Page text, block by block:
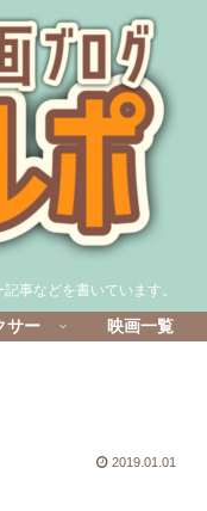
事などを書いています。
サー 映画一覧
2019.01.01